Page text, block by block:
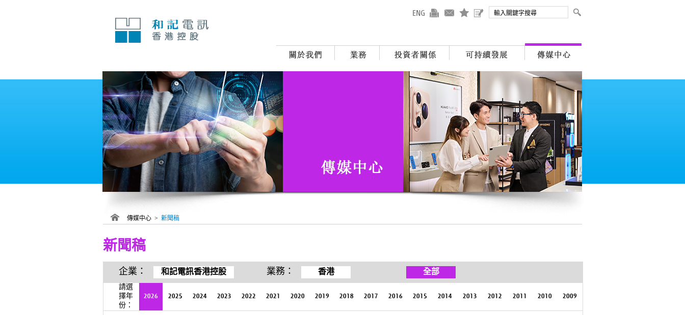
傳媒中心 > 新聞稿
新聞稿
企業： 和記電訊香港控股 業務： 香港 全部
請選
擇年
份：
2026 2025 2024 2023 2022 2021 2020 2019 2018 2017 2016 2015 2014 2013 2012 2011 2010 2009